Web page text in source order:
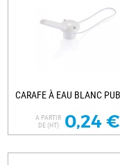
A PARTIR
DE (HT) 0,24 €